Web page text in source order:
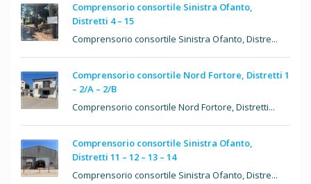
Comprensorio consortile Sinistra Ofanto,
Distretti 4 – 15
Comprensorio consortile Sinistra Ofanto, Distre...
Comprensorio consortile Nord Fortore, Distretti 1
– 2/A – 2/B
Comprensorio consortile Nord Fortore, Distretti...
Comprensorio consortile Sinistra Ofanto,
Distretti 11 – 12 – 13 – 14
Comprensorio consortile Sinistra Ofanto, Distre...